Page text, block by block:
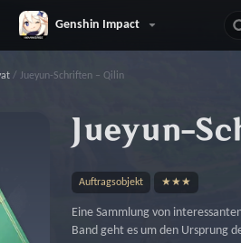
Genshin Impact
/ Jueyun-Schriften – Qilin
Jueyun-
Auftragsobjekt ★★★
Eine Sammlung von
Band geht es um den Ursprung